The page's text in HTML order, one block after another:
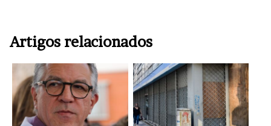
Artigos relacionados